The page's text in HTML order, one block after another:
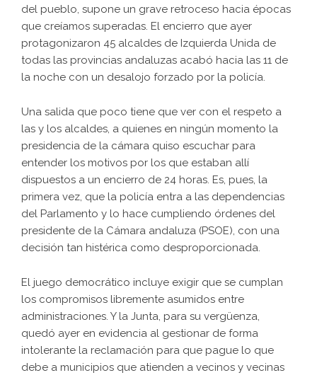
del pueblo, supone un grave retroceso hacia épocas
que creíamos superadas. El encierro que ayer
protagonizaron 45 alcaldes de Izquierda Unida de
todas las provincias andaluzas acabó hacia las 11 de
la noche con un desalojo forzado por la policía.
Una salida que poco tiene que ver con el respeto a
las y los alcaldes, a quienes en ningún momento la
presidencia de la cámara quiso escuchar para
entender los motivos por los que estaban allí
dispuestos a un encierro de 24 horas. Es, pues, la
primera vez, que la policía entra a las dependencias
del Parlamento y lo hace cumpliendo órdenes del
presidente de la Cámara andaluza (PSOE), con una
decisión tan histérica como desproporcionada.
El juego democrático incluye exigir que se cumplan
los compromisos libremente asumidos entre
administraciones. Y la Junta, para su vergüenza,
quedó ayer en evidencia al gestionar de forma
intolerante la reclamación para que pague lo que
debe a municipios que atienden a vecinos y vecinas